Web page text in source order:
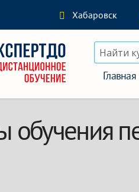
Хабаровск
Найти
Главная
обучения